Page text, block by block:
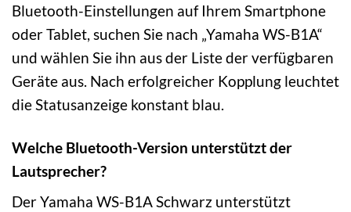
Bluetooth-Einstellungen auf Ihrem Smartphone
oder Tablet, suchen Sie nach „Yamaha WS-B1A“
und wählen Sie ihn aus der Liste der verfügbaren
Geräte aus. Nach erfolgreicher Kopplung leuchtet
die Statusanzeige konstant blau.
Welche Bluetooth-Version unterstützt der
Lautsprecher?
Der Yamaha WS-B1A Schwarz unterstützt